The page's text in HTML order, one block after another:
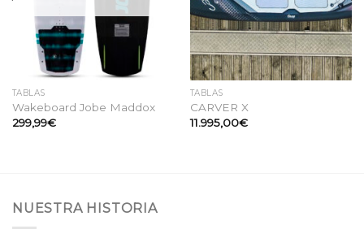
TABLAS
Wakeboard Jobe Maddox
299,99€
TABLAS
CARVER X
11.995,00€
NUESTRA HISTORIA